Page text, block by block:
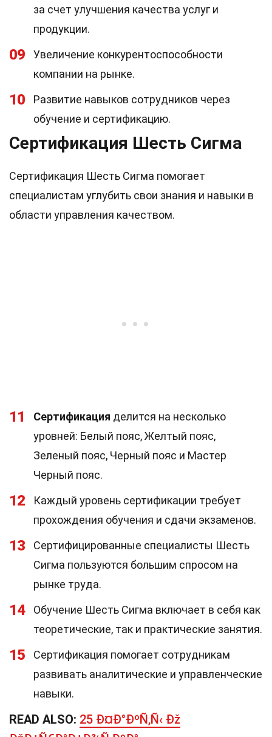
за счет улучшения качества услуг и
продукции.
09
Увеличение конкурентоспособности
компании на рынке.
10
Развитие навыков сотрудников через
обучение и сертификацию.
Сертификация Шесть Сигма
Сертификация Шесть Сигма помогает
специалистам углубить свои знания и навыки в
области управления качеством.
11 Сертификация делится на несколько
уровней: Белый пояс, Желтый пояс,
Зеленый пояс, Черный пояс и Мастер
Черный пояс.
12
Каждый уровень сертификации требует
прохождения обучения и сдачи экзаменов.
13
Сертифицированные специалисты Шесть
Сигма пользуются большим спросом на
рынке труда.
14
Обучение Шесть Сигма включает в себя как
теоретические, так и практические занятия.
15
Сертификация помогает сотрудникам
развивать аналитические и управленческие
навыки.
READ ALSO: 25 Ð¤Ð°ÐºÑ‚Ñ‹ Ðž